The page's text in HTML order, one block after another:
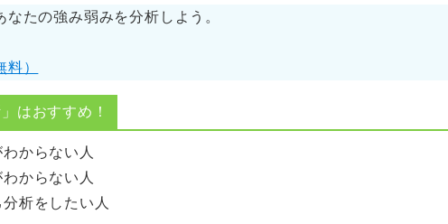
ュールのなかで、すべてのイベントに参加する必要はありま
しょう。
大切にしながらも常に主体的かつ戦略的に活動することで、
りに変えてください。
たの強み弱みを分析しよう。
）
はおすすめ！
からない人
からない人
析をしたい人